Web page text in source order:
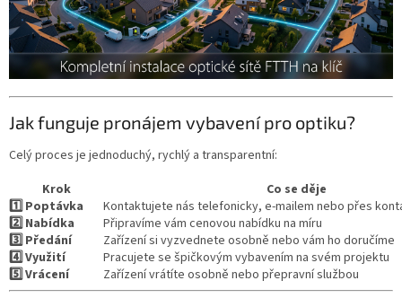
Jak funguje pronájem vybavení pro optiku?
Celý proces je jednoduchý, rychlý a transparentní:
Krok
Co se děje
1️⃣ Poptávka
Kontaktujete nás telefonicky, e-mailem nebo přes
2️⃣ Nabídka
Připravíme vám cenovou nabídku na míru
3️⃣ Předání
Zařízení si vyzvednete osobně nebo vám ho doručíme
4️⃣ Využití
Pracujete se špičkovým vybavením na svém projektu
5️⃣ Vrácení
Zařízení vrátíte osobně nebo přepravní službou